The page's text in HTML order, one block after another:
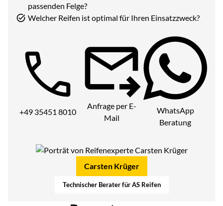
passenden Felge?
Welcher Reifen ist optimal für Ihren Einsatzzweck?
Telefon:
+49 35451 8010
Anfrage per E-
Mail
WhatsApp
Beratung
Carsten Krüger
Technischer Berater für AS Reifen